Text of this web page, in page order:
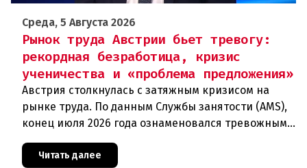
Среда, 5 Августа 2026
Рынок труда Австрии бьет тревогу:
рекордная безработица, кризис
ученичества и «проблема предложения»
Австрия столкнулась с затяжным кризисом на
рынке труда. По данным Службы занятости (AMS),
конец июля 2026 года ознаменовался тревожными
зарегистрированы как безрабо
Читать далее